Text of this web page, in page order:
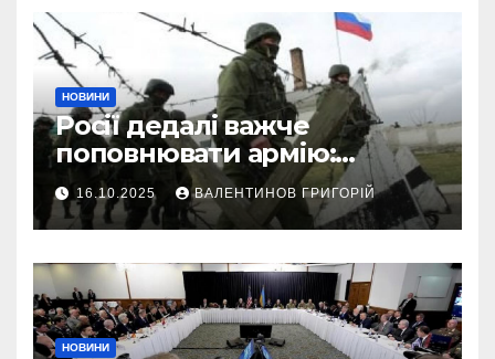
НОВИНИ
Росії дедалі важче
поповнювати армію:
військовий пояснив
приховані причини
16.10.2025 ВАЛЕНТИНОВ ГРИГОРІЙ
НОВИНИ